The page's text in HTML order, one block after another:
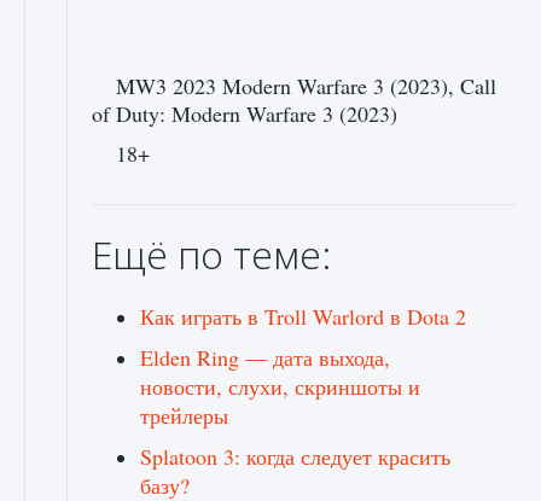
MW3 2023 Modern Warfare 3 (2023), Call
of Duty: Modern Warfare 3 (2023)
18+
Ещё по теме:
Как играть в Troll Warlord в Dota 2
Elden Ring — дата выхода,
новости, слухи, скриншоты и
трейлеры
Splatoon 3: когда следует красить
базу?